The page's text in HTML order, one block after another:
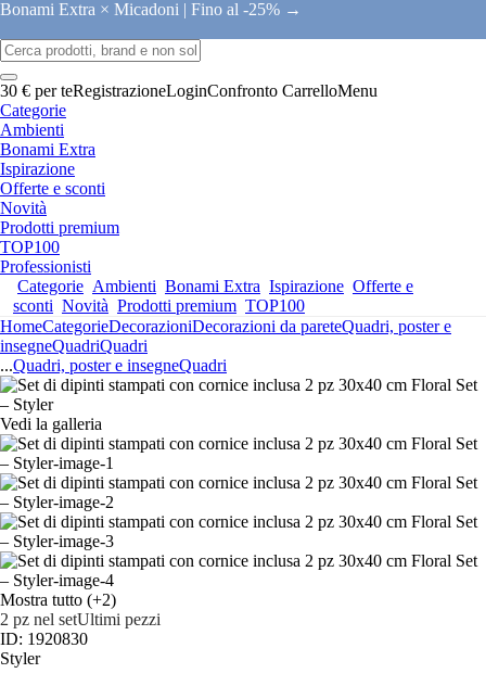
Bonami Extra × Micadoni | Fino al -25% →
30 € per teRegistrazioneLoginConfronto CarrelloMenu
Categorie
Ambienti
Bonami Extra
Ispirazione
Offerte e sconti
Novità
Prodotti premium
TOP100
Professionisti
Categorie Ambienti Bonami Extra Ispirazione Offerte e
sconti Novità Prodotti premium TOP100
HomeCategorieDecorazioniDecorazioni da pareteQuadri, poster e
insegneQuadriQuadri
...Quadri, poster e insegneQuadri
Vedi la galleria
Mostra tutto (+2)
2 pz nel setUltimi pezzi
ID: 1920830
Styler